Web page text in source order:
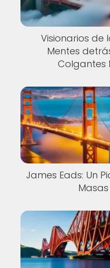
Visionarios de
Mentes
Colgantes
James Eads: Un